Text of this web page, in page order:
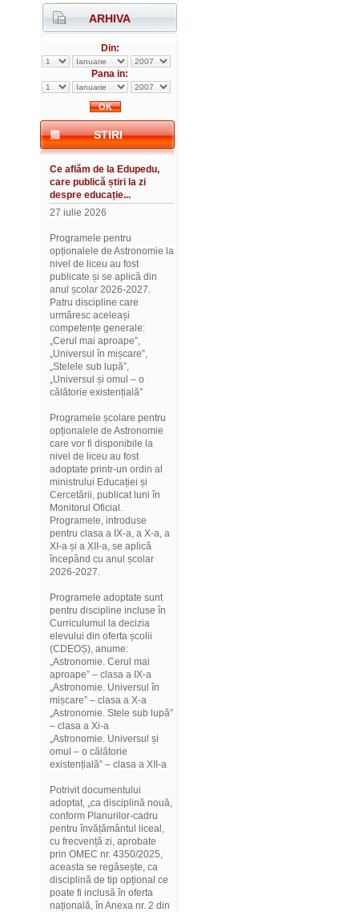
ARHIVA
Din:
Pana in:
STIRI
Ce aflăm de la Edupedu,
care publică știri la zi
despre educație...
27 iulie 2026
Programele pentru
opționalele de Astronomie la
nivel de liceu au fost
publicate și se aplică din
anul școlar 2026-2027.
Patru discipline care
urmăresc aceleași
competențe generale:
„Cerul mai aproape”,
„Universul în mișcare”,
„Stelele sub lupă”,
„Universul și omul – o
călătorie existențială”
Programele școlare pentru
opționalele de Astronomie
care vor fi disponibile la
nivel de liceu au fost
adoptate printr-un ordin al
ministrului Educației și
Cercetării, publicat luni în
Monitorul Oficial.
Programele, introduse
pentru clasa a IX-a, a X-a, a
XI-a și a XII-a, se aplică
începând cu anul școlar
2026-2027.
Programele adoptate sunt
pentru discipline incluse în
Curriculumul la decizia
elevului din oferta școlii
(CDEOȘ), anume:
„Astronomie. Cerul mai
aproape” – clasa a IX-a
„Astronomie. Universul în
mișcare” – clasa a X-a
„Astronomie. Stele sub lupă”
– clasa a Xi-a
„Astronomie. Universul și
omul – o călătorie
existențială” – clasa a XII-a
Potrivit documentului
adoptat, „ca disciplină nouă,
conform Planurilor-cadru
pentru învățământul liceal,
cu frecvență zi, aprobate
prin OMEC nr. 4350/2025,
aceasta se regăsește, ca
disciplină de tip opțional ce
poate fi inclusă în oferta
națională, în Anexa nr. 2 din